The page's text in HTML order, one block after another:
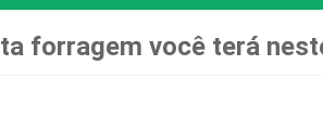
forragem você terá